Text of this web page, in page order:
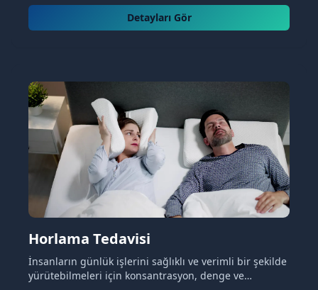
Detayları Gör
Horlama Tedavisi
İnsanların günlük işlerini sağlıklı ve verimli bir şekilde
yürütebilmeleri için konsantrasyon, denge ve